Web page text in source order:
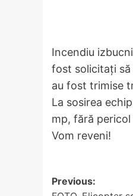
Incendiu
fost solicitați să
au fost trimise
La sosirea
mp, fără
Vom reveni!
Post
Previous: